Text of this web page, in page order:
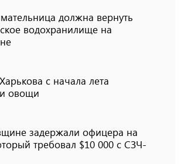
должна вернуть
водохранилище на
с начала лета
овощи
задержали офицера на
требовал $10 000 с СЗЧ-